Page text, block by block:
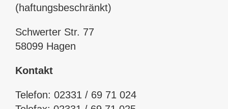
(haftungsbeschränkt)
Schwerter Str. 77
58099 Hagen
Kontakt
Telefon: 02331 / 69 71 024